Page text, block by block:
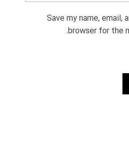
Save my name, email,
browser for the